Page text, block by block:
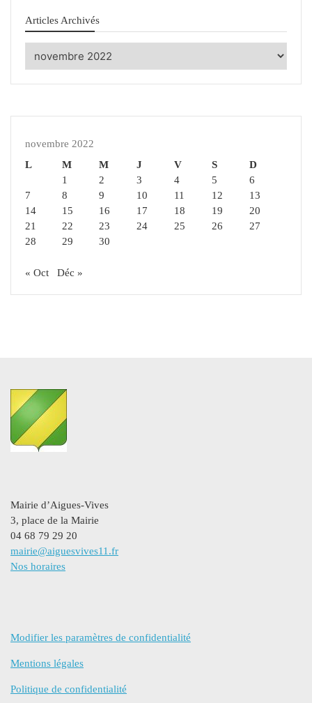
Articles Archivés
novembre 2022
L
M M J V S
D
1
2 3 4 5
6
7
8 9 10 11 12
13
14
15 16 17 18 19
20
21
22 23 24 25 26
27
28
29 30
« Oct Déc »
Mairie d’Aigues-Vives
3, place de la Mairie
04 68 79 29 20
mairie@aiguesvives11.fr
Nos horaires
Modifier les paramètres de confidentialité
Mentions légales
Politique de confidentialité